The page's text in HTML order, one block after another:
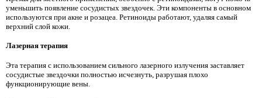
уменьшить появление сосудистых звездочек. Эти компоненты в основном
используются при акне и розацеа. Ретиноиды работают, удаляя самый
верхний слой кожи.
Лазерная терапия
Эта терапия с использованием сильного лазерного излучения заставляет
сосудистые звездочки полностью исчезнуть, разрушая плохо
функционирующие вены.